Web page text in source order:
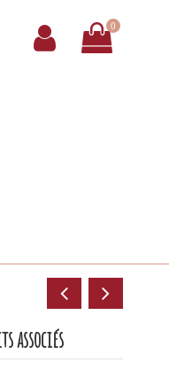
0
associés